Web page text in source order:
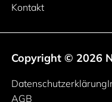
Kontakt
Copyright © 2026
Rechtliche
Datenschutzerklärung
AGB